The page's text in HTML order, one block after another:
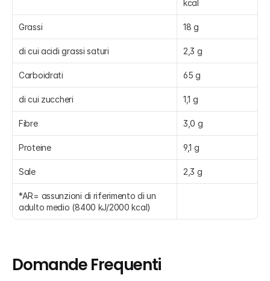
kcal
Grassi 18 g
di cui acidi grassi saturi 2,3 g
Carboidrati 65 g
di cui zuccheri 1,1 g
Fibre 3,0 g
Proteine 9,1 g
Sale 2,3 g
*AR= assunzioni di riferimento di un
adulto medio (8400 kJ/2000 kcal)
Domande Frequenti